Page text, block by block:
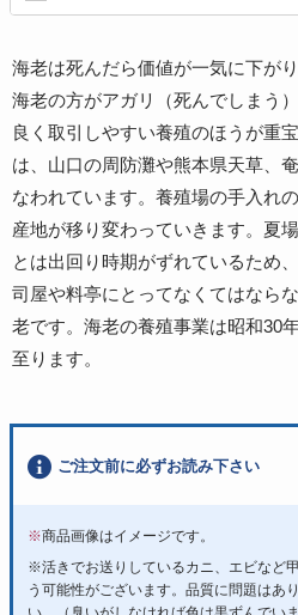
海老は死んだら価値が一気に下が
海老の方がアガリ（死んでしまう
良く取引しやすい養殖のほうが重
は、山口の周防灘や熊本県天草、
なわれています。養殖場の手入れ
産地が移り変わっていきます。夏
とは出回り時期がずれているため
司屋や料亭にとってなくてはなら
老です。海老の養殖事業は昭和30
至ります。
ご注文前に必ずお読み下さい
※商品画像はイメージです。
※活きでお送りしているカニ、エビなど
う可能性がございます。品質に問題はあ